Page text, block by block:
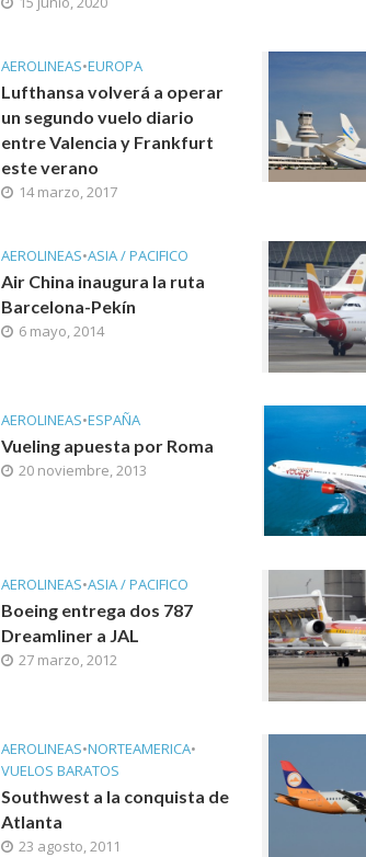
AEROLINEAS•EUROPA
Lufthansa volverá a operar
un segundo vuelo diario
entre Valencia y Frankfurt
este verano
14 marzo, 2017
AEROLINEAS•ASIA / PACIFICO
Air China inaugura la ruta
Barcelona-Pekín
6 mayo, 2014
AEROLINEAS•ESPAÑA
Vueling apuesta por Roma
20 noviembre, 2013
AEROLINEAS•ASIA / PACIFICO
Boeing entrega dos 787
Dreamliner a JAL
27 marzo, 2012
AEROLINEAS•NORTEAMERICA•
VUELOS BARATOS
Southwest a la conquista de
Atlanta
23 agosto, 2011